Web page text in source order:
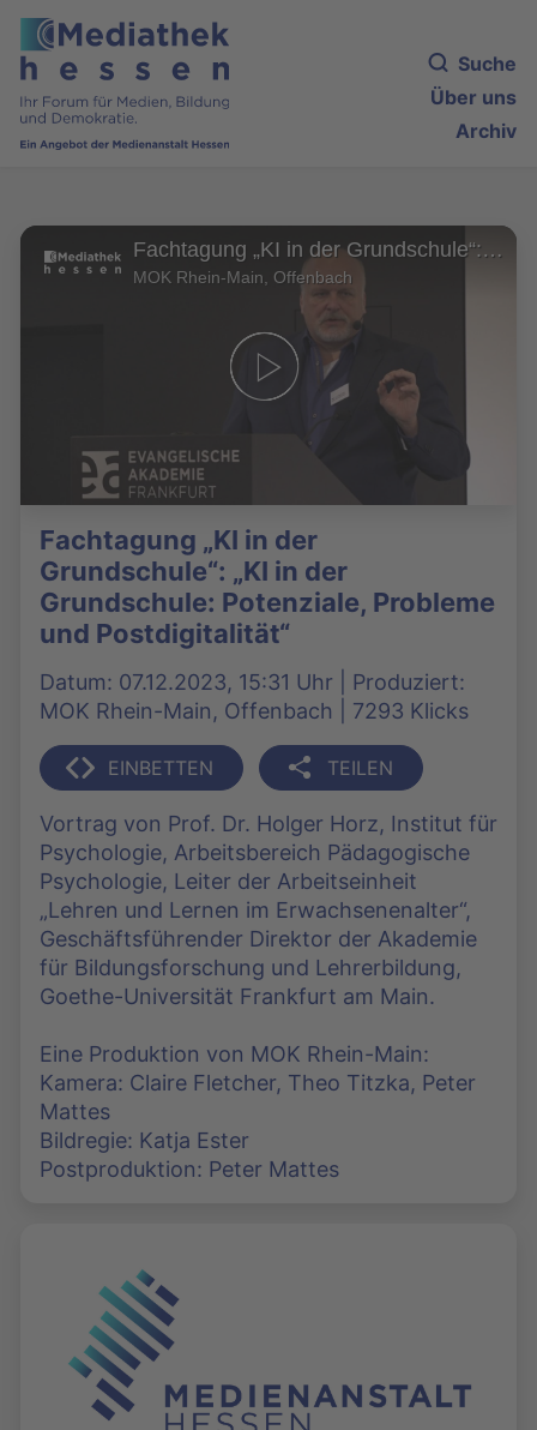
Suche
Über uns
Archiv
Fachtagung „KI in der Grundschule“: „KI in der Grundschule: Potenziale, Probleme und Postdigitalität“
MOK Rhein-Main, Offenbach
Fachtagung „KI in der
Grundschule“: „KI in der
Grundschule: Potenziale, Probleme
und Postdigitalität“
Datum: 07.12.2023, 15:31 Uhr | Produziert:
MOK Rhein-Main, Offenbach | 7293 Klicks
EINBETTEN TEILEN
Vortrag von Prof. Dr. Holger Horz, Institut für
Psychologie, Arbeitsbereich Pädagogische
Psychologie, Leiter der Arbeitseinheit
„Lehren und Lernen im Erwachsenenalter“,
Geschäftsführender Direktor der Akademie
für Bildungsforschung und Lehrerbildung,
Goethe-Universität Frankfurt am Main.
Eine Produktion von MOK Rhein-Main:
Kamera: Claire Fletcher, Theo Titzka, Peter
Mattes
Bildregie: Katja Ester
Postproduktion: Peter Mattes